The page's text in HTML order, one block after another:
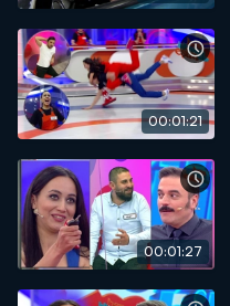
00:01:21
00:01:27